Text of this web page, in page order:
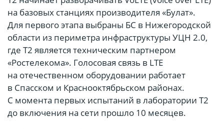
на базовых станциях производителя «Булат».
Для первого этапа выбраны БС в Нижегородской
области из периметра инфраструктуры УЦН 2.0,
где Т2 является техническим партнером
«Ростелекома». Голосовая связь в LTE
на отечественном оборудовании работает
в Спасском и Краснооктябрьском районах.
С момента первых испытаний в лаборатории Т2
до включения на сети прошло 10 месяцев.